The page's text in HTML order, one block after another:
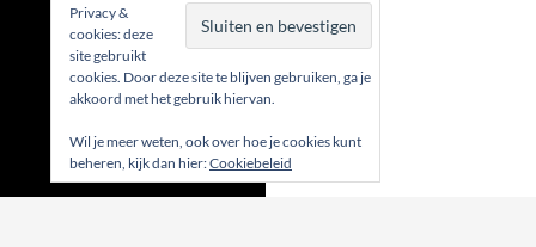
Privacy &
cookies: deze
site gebruikt
cookies. Door deze site te blijven gebruiken, ga je
akkoord met het gebruik hiervan.
Wil je meer weten, ook over hoe je cookies kunt
beheren, kijk dan hier:Cookiebeleid